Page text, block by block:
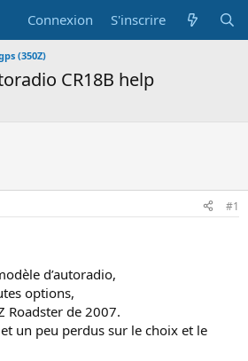
Connexion S'inscrire
(350Z)
CR18B help
#1
d’autoradio,
options,
Roadster de 2007.
un peu perdus sur le choix et le